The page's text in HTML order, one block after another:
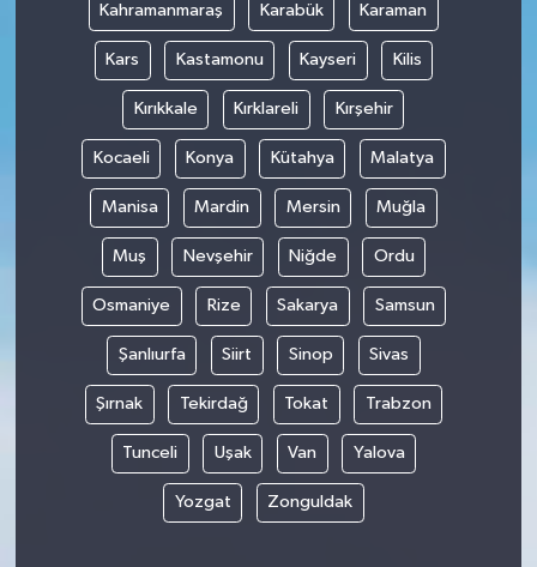
Kahramanmaraş Karabük Karaman
Kars Kastamonu Kayseri Kilis
Kırıkkale Kırklareli Kırşehir
Kocaeli Konya Kütahya Malatya
Manisa Mardin Mersin Muğla
Muş Nevşehir Niğde Ordu
Osmaniye Rize Sakarya Samsun
Şanlıurfa Siirt Sinop Sivas
Şırnak Tekirdağ Tokat Trabzon
Tunceli Uşak Van Yalova
Yozgat Zonguldak